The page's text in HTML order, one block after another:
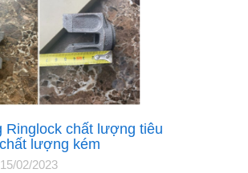
Ringlock chất lượng tiêu
lượng kém
02/2023